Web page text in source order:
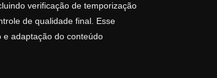
verificação de temporização
de qualidade final. Esse
adaptação do conteúdo